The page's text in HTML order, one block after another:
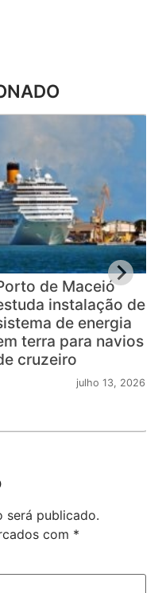
de Maceió
instalação de
de energia
terra para navios
cruzeiro
julho 13, 2026
será publicado.
com *